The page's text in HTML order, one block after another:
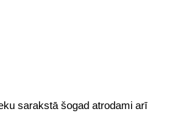
sarakstā šogad atrodami arī